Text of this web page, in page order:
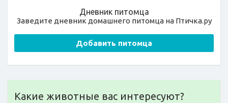
Дневник питомца
Заведите дневник домашнего питомца на Птичка.ру
Добавить питомца
Какие животные вас интересуют?